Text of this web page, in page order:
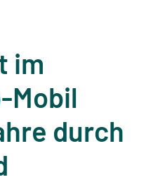
im
Mobil
durch